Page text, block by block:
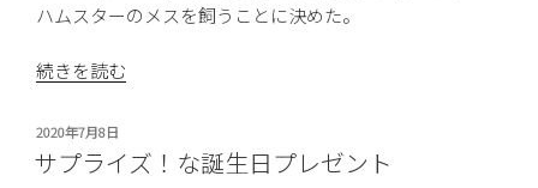
ハムスターのメスを飼うことに決めた。
“い
い
よ
続きを読む
投
稿
日:
2020年7月8日
サプライズ！な誕生日プレゼント